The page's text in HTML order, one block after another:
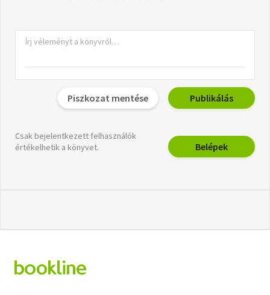
Piszkozat mentése Publikálás
Csak bejelentkezett felhasználók
értékelhetik a könyvet.
Belépek